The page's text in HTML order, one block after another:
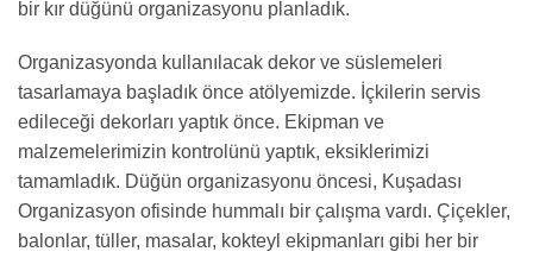
bir kır düğünü organizasyonu planladık.
Organizasyonda kullanılacak dekor ve süslemeleri
tasarlamaya başladık önce atölyemizde. İçkilerin servis
edileceği dekorları yaptık önce. Ekipman ve
malzemelerimizin kontrolünü yaptık, eksiklerimizi
tamamladık. Düğün organizasyonu öncesi, Kuşadası
Organizasyon ofisinde hummalı bir çalışma vardı. Çiçekler,
balonlar, tüller, masalar, kokteyl ekipmanları gibi her bir